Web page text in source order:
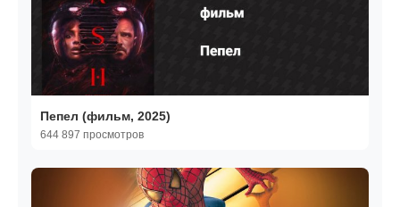
Пепел (фильм, 2025)
644 897 просмотров